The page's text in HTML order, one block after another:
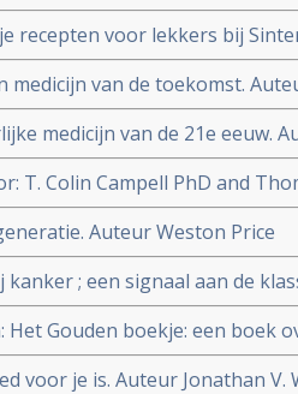
recepten voor lekkers bij
medicijn van de toekomst.
medicijn van de 21e eeuw.
T. Colin Campell PhD and
Auteur Weston Price
; een signaal aan de
Gouden boekje: een boek
voedingsupplementen. Auteur
voor je is. Auteur Jonathan V.